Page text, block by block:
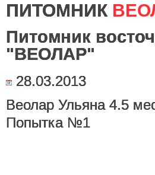
ПИТОМНИК
Питомник
"ВЕОЛАР"
28.03.2013
Веолар Ульяна 4.5
Попытка №1